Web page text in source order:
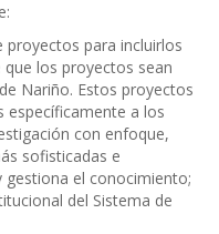
proyectos para incluirlos
los proyectos sean
Nariño. Estos proyectos
específicamente a los
con enfoque,
sofisticadas e
gestiona el conocimiento;
del Sistema de